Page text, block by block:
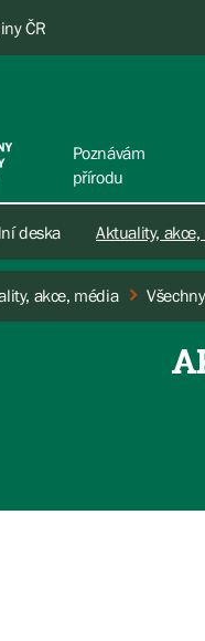
ČR
Poznávám
přírodu
deska Aktuality,
akce, média